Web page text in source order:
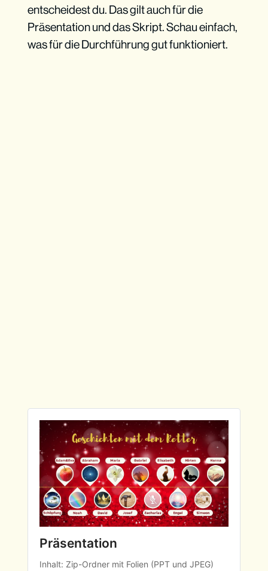
entscheidest du. Das gilt auch für die
Präsentation und das Skript. Schau einfach,
was für die Durchführung gut funktioniert.
Präsentation
Inhalt: Zip-Ordner mit Folien (PPT und JPEG)